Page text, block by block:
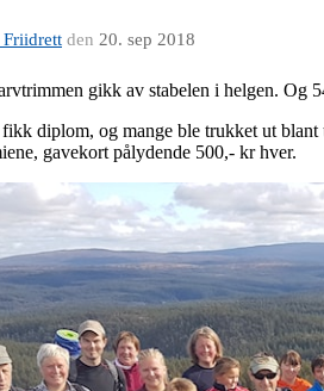
den 20. sep 2018
gikk av stabelen i helgen. Og
diplom, og mange ble trukket ut
gavekort pålydende 500,- kr hver.